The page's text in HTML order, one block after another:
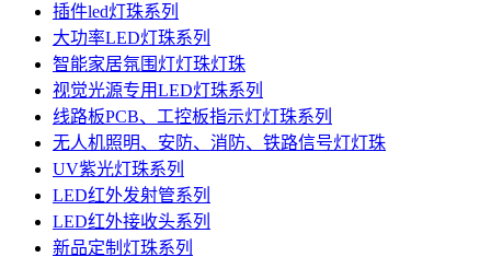
插件led灯珠系列
大功率LED灯珠系列
智能家居氛围灯灯珠灯珠
视觉光源专用LED灯珠系列
线路板PCB、工控板指示灯灯珠系列
无人机照明、安防、消防、铁路信号灯灯珠
UV紫光灯珠系列
LED红外发射管系列
LED红外接收头系列
新品定制灯珠系列